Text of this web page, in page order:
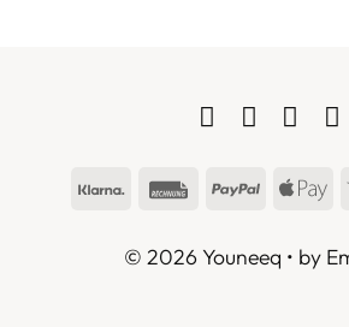
© 2026 Youneeq • by
Klarna RechungPayPal